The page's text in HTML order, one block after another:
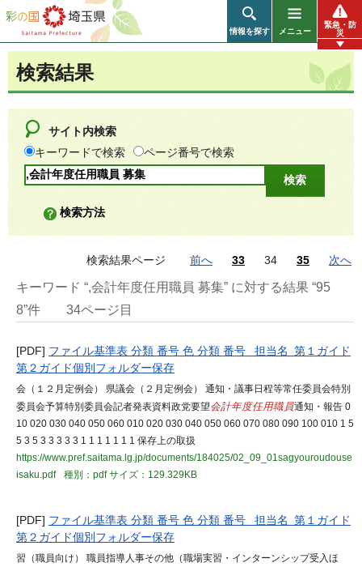
彩の国 埼玉県
情報を探す メニュー
緊急・防
災
検索結果
サイト内検索
キーワードで検索
ページ番号で検索
検索方法
検索結果ページ 前へ 33 34 35 次へ
キーワード “,会計年度任用職員 募集” に対する結果 “95
8”件
34ページ目
[PDF] ファイル基準表 分類 番号 色 分類 番号 担当名 第１ガイド
第２ガイド個別フォルダー保存
会（１２月定例会） 県議会（２月定例会） 通知・議事日程等常任委員会特別
委員会予算特別委員会記者発表資料政党要望会計年度任用職員通知・報告 0
10 020 030 040 050 060 010 020 030 040 050 060 070 080 090 100 010 1 5
5 3 5 3 3 3 3 3 1 1 1 1 1 1 1 保存上の取扱
https://www.pref.saitama.lg.jp/documents/184025/02_09_01sagyouroudouse
isaku.pdf
種別：pdfサイズ：129.329KB
[PDF] ファイル基準表 分類 番号 色 分類 番号 担当名 第１ガイド
第２ガイド個別フォルダー保存
習（職員向け） 職員指導人事その他（職場実習・インターンシップ受入ほ